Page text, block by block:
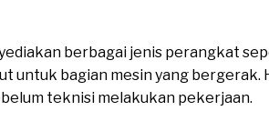
berbagai jenis perangkat
untuk bagian mesin yang bergerak.
teknisi melakukan pekerjaan.